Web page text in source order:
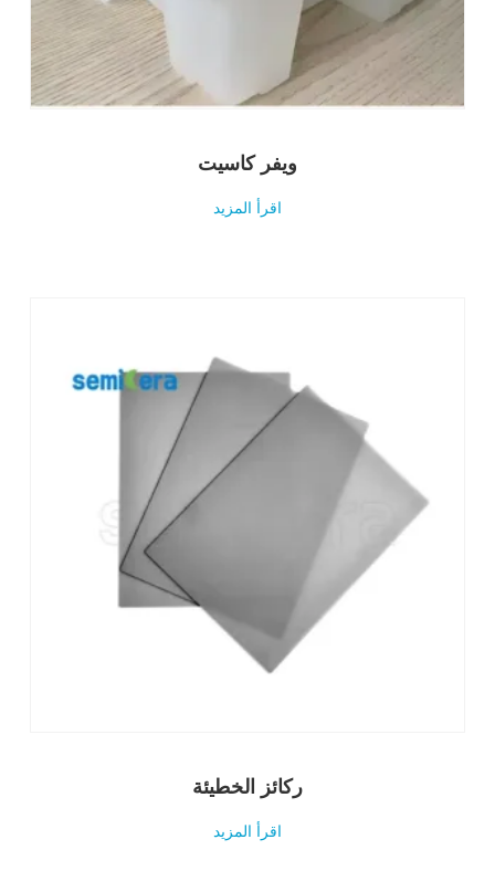
ويفر كاسيت
اقرأ المزيد
ركائز الخطيئة
اقرأ المزيد